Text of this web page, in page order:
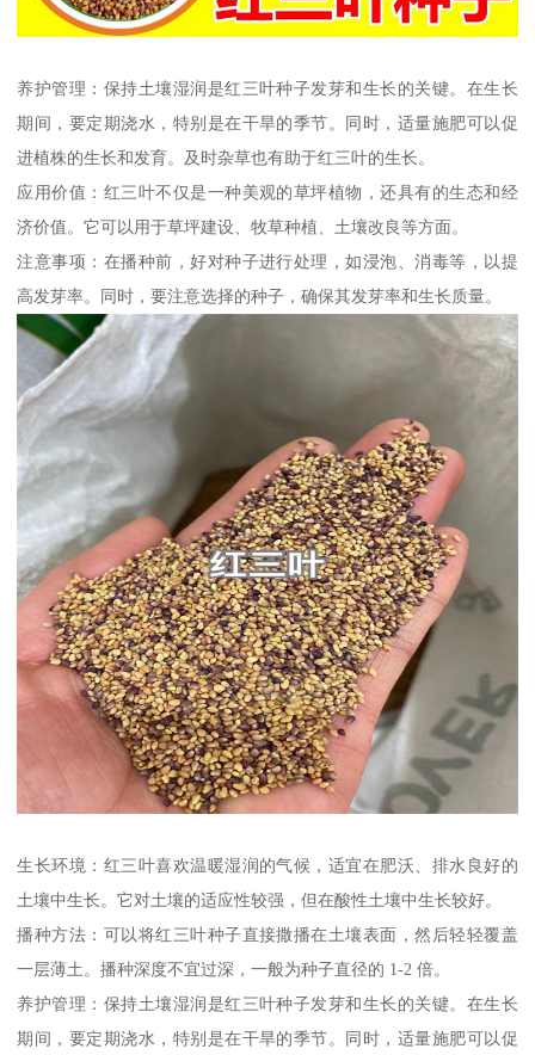
养护管理：保持土壤湿润是红三叶种子发芽和生长的关键。在生长
期间，要定期浇水，特别是在干旱的季节。同时，适量施肥可以促
进植株的生长和发育。及时杂草也有助于红三叶的生长。
应用价值：红三叶不仅是一种美观的草坪植物，还具有的生态和经
济价值。它可以用于草坪建设、牧草种植、土壤改良等方面。
注意事项：在播种前，好对种子进行处理，如浸泡、消毒等，以提
高发芽率。同时，要注意选择的种子，确保其发芽率和生长质量。
生长环境：红三叶喜欢温暖湿润的气候，适宜在肥沃、排水良好的
土壤中生长。它对土壤的适应性较强，但在酸性土壤中生长较好。
播种方法：可以将红三叶种子直接撒播在土壤表面，然后轻轻覆盖
一层薄土。播种深度不宜过深，一般为种子直径的 1-2 倍。
养护管理：保持土壤湿润是红三叶种子发芽和生长的关键。在生长
期间，要定期浇水，特别是在干旱的季节。同时，适量施肥可以促